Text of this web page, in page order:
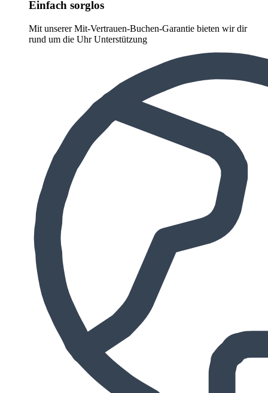
Einfach sorglos
Mit unserer Mit-Vertrauen-Buchen-Garantie bieten wir dir
rund um die Uhr Unterstützung